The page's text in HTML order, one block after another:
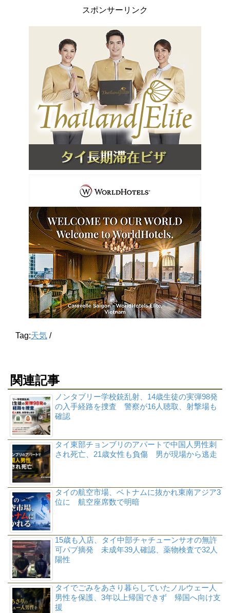
スポンサーリンク
Tag:天気 /
関連記事
ノンタブリー学校銃乱射、14歳生徒の実弾98発
の入手経路を捜査 警察が16人聴取、射撃場も
確認
タイ東部チョンブリのアパートで中国人男性刺
され死亡、21歳女性も負傷 男が現場から逃走
タイの航空市場、ベトナムに抜かれ東南アジア3
位に 航空座席数で明暗
15歳も入店、タイ中部チャチューンサオの無許
可パブ摘発 未成年39人確認、薬物検査で32人
陽性
タイでごみをあさり暮らしていたノルウェー人
男性を保護、3年以上帰国できず 帰国へ向け支
援